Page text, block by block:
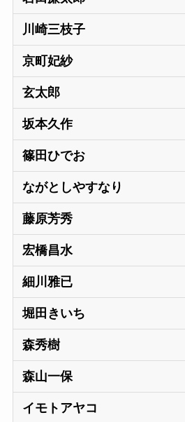
川崎三枝子
京町妃紗
玄太郎
坂本久作
篠田ひでお
ながとしやすなり
藤原芳秀
宏橋昌水
細川雅已
堀田きいち
森秀樹
森山一保
イモトアヤコ